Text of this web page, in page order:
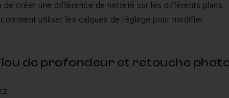
de créer une différence de netteté sur les différents plans
utiliser les calques de réglage pour modifier
de profondeur et retouche